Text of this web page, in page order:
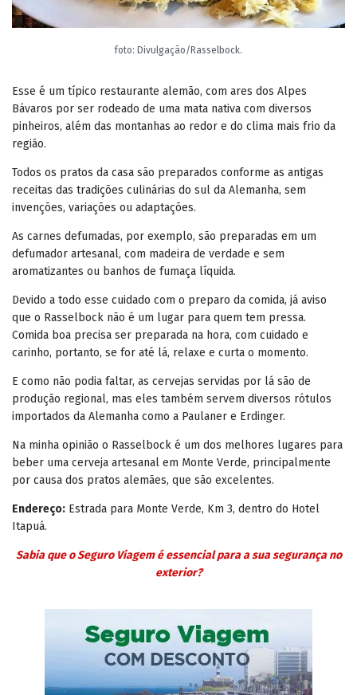
foto: Divulgação/Rasselbock.
Esse é um típico restaurante alemão, com ares dos Alpes
Bávaros por ser rodeado de uma mata nativa com diversos
pinheiros, além das montanhas ao redor e do clima mais frio da
região.
Todos os pratos da casa são preparados conforme as antigas
receitas das tradições culinárias do sul da Alemanha, sem
invenções, variações ou adaptações.
As carnes defumadas, por exemplo, são preparadas em um
defumador artesanal, com madeira de verdade e sem
aromatizantes ou banhos de fumaça líquida.
Devido a todo esse cuidado com o preparo da comida, já aviso
que o Rasselbock não é um lugar para quem tem pressa.
Comida boa precisa ser preparada na hora, com cuidado e
carinho, portanto, se for até lá, relaxe e curta o momento.
E como não podia faltar, as cervejas servidas por lá são de
produção regional, mas eles também servem diversos rótulos
importados da Alemanha como a Paulaner e Erdinger.
Na minha opinião o Rasselbock é um dos melhores lugares para
beber uma cerveja artesanal em Monte Verde, principalmente
por causa dos pratos alemães, que são excelentes.
Endereço: Estrada para Monte Verde, Km 3, dentro do Hotel
Itapuá.
Sabia que o Seguro Viagem é essencial para a sua segurança no
exterior?